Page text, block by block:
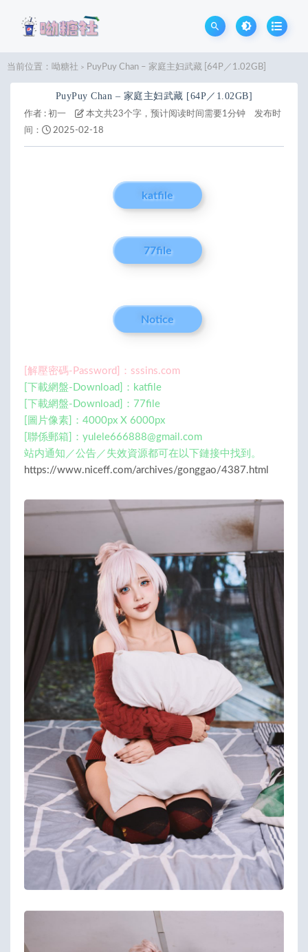
当前位置： 呦糖社 > PuyPuy Chan – 家庭主妇武藏 [64P／1.02GB]
PuyPuy Chan – 家庭主妇武藏 [64P／1.02GB]
作者 : 初一 本文共23个字，预计阅读时间需要1分钟
发布时
间：
2025-02-18
katfile
77file
Notice
[解壓密碼-Password]：sssins.com
[下載網盤-Download]：katfile
[下載網盤-Download]：77file
[圖片像素]：4000px X 6000px
[聯係郵箱]： yulele666888@gmail.com
站内通知／公告／失效資源都可在以下鏈接中找到。
https://www.niceff.com/archives/gonggao/4387.html